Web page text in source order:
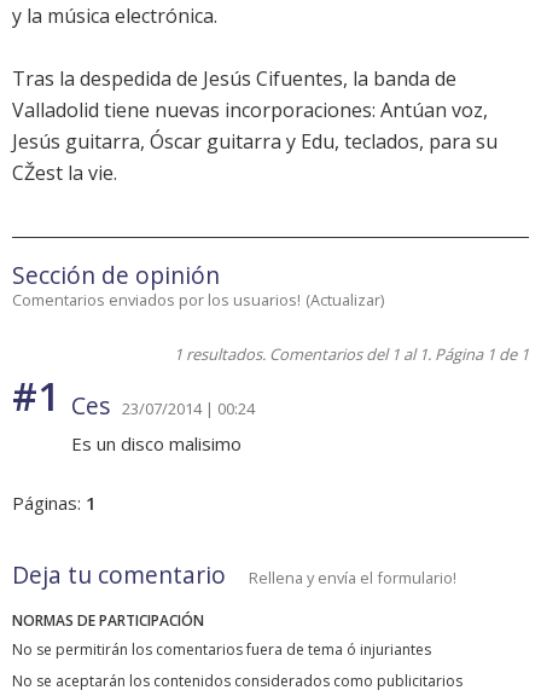
y la música electrónica.
Tras la despedida de Jesús Cifuentes, la banda de
Valladolid tiene nuevas incorporaciones: Antúan voz,
Jesús guitarra, Óscar guitarra y Edu, teclados, para su
CŽest la vie.
Sección de opinión
Comentarios enviados por los usuarios! (Actualizar)
1 resultados. Comentarios del 1 al 1. Página 1 de 1
#1 Ces 23/07/2014 | 00:24
Es un disco malisimo
Páginas: 1
Deja tu comentario Rellena y envía el formulario!
NORMAS DE PARTICIPACIÓN
No se permitirán los comentarios fuera de tema ó injuriantes
No se aceptarán los contenidos considerados como publicitarios